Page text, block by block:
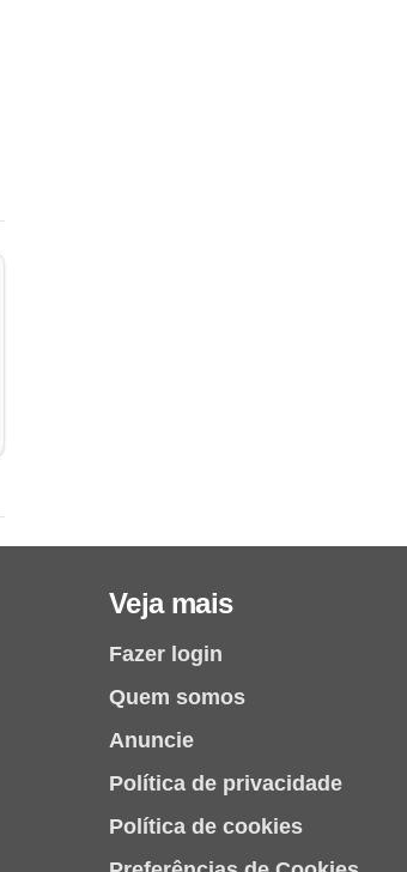
Veja mais
Fazer login
Quem somos
Anuncie
Política de privacidade
Política de cookies